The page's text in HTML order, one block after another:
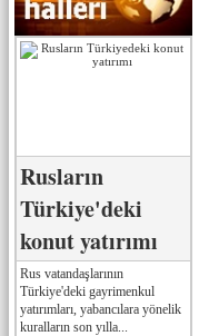
Rusların
Türkiye'deki
konut yatırımı
Rus vatandaşlarının
Türkiye'deki gayrimenkul
yatırımları, yabancılara yönelik
kuralların son yılla...